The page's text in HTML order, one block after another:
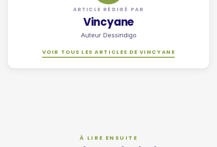
ARTICLE RÉDIGÉ PAR
Vincyane
Auteur Dessindigo
VOIR TOUS LES ARTICLES DE VINCYANE